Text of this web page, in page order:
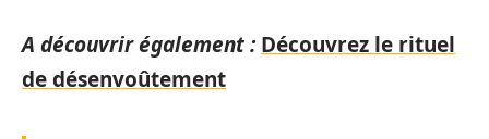
A découvrir également : Découvrez le rituel
de désenvoûtement